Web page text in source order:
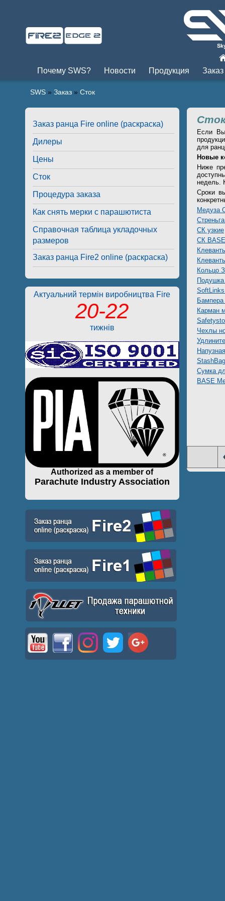
Почему SWS? Новости Продукция Заказ
SWS » Заказ » Сток
Заказ ранца Fire online (раскраска)
Дилеры
Цены
Сток
Процедура заказа
Как снять мерки с парашютиста
Справочная таблица укладочных
размеров
Заказ ранца Fire2 online (раскраска)
Актуальний термін виробництва Fire
20-22
тижнів
Authorized as a member of
Parachute Industry Association
Если Вы
для
Новые
Ниже
недель.
Сроки
Медуза
CК узкие
СК BASE
Кольцо
Подушка
Бампера
Карман
Чехлы
Сумка
BASE